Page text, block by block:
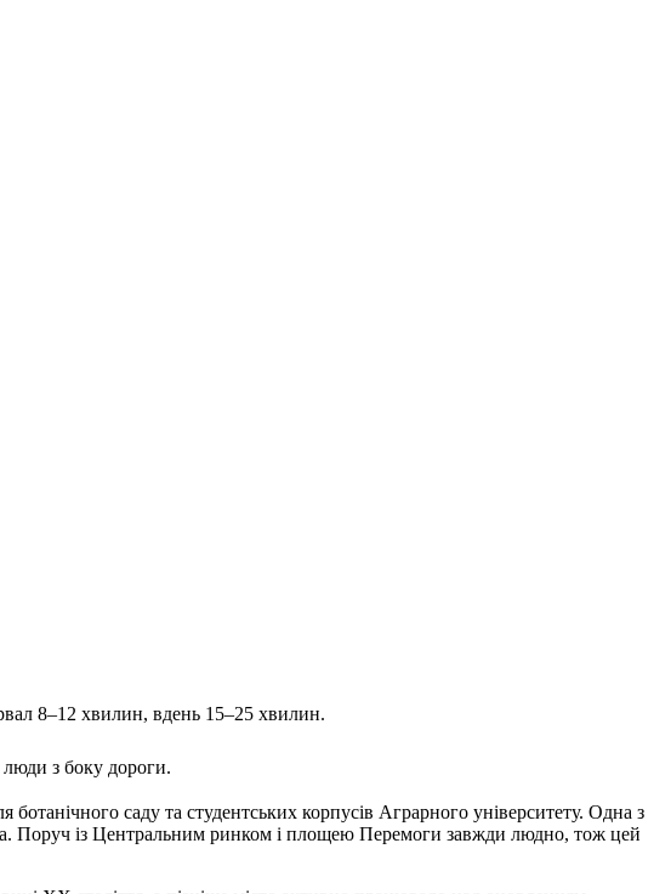
8–12 хвилин, вдень 15–25 хвилин.
з боку дороги.
саду та студентських корпусів Аграрного університету. Одна з
Поруч із Центральним ринком і площею Перемоги завжди людно, тож цей